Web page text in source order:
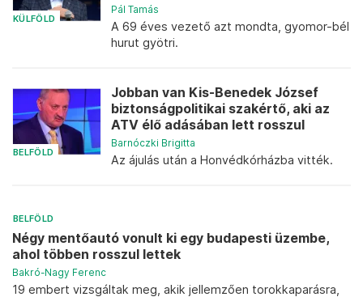
KÜLFÖLD
Pál Tamás
A 69 éves vezető azt mondta, gyomor-bél
hurut gyötri.
BELFÖLD
Jobban van Kis-Benedek József
biztonságpolitikai szakértő, aki az
ATV élő adásában lett rosszul
Barnóczki Brigitta
Az ájulás után a Honvédkórházba vitték.
BELFÖLD
Négy mentőautó vonult ki egy budapesti üzembe,
ahol többen rosszul lettek
Bakró-Nagy Ferenc
19 embert vizsgáltak meg, akik jellemzően torokkaparásra,